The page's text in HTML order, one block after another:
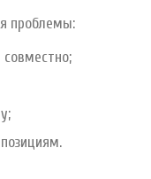
проблемы: